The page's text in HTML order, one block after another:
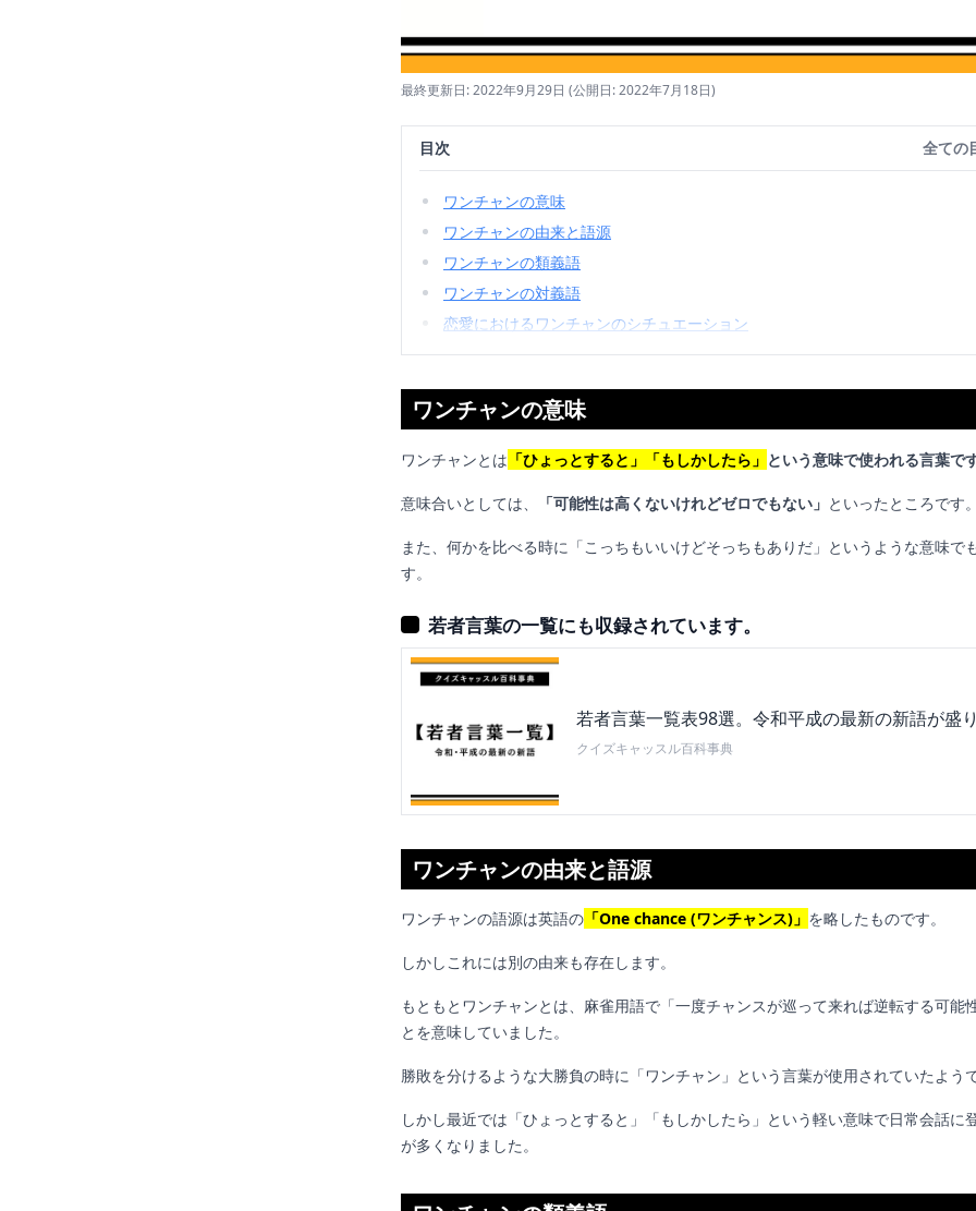
最終更新日: 2022年9月29日 (公開日: 2022年7月18日)
目次
ワンチャンの意味
ワンチャンの由来と語源
ワンチャンの類義語
ワンチャンの対義語
恋愛におけるワンチャンのシチュエーション
全ての
ワンチャンの意味
ワンチャンとは 「ひょっとすると」「もしかしたら」 という意味で使われる言葉です
意味合いとしては、 「可能性は高くないけれどゼロでもない」 といったところです。
また、何かを比べる時に「こっちもいいけどそっちもありだ」というような意味で
す。
若者言葉の一覧にも収録されています。
若者言葉一覧表98選。令和平成の最新の新語が盛
クイズキャッスル百科事典
ワンチャンの由来と語源
ワンチャンの語源は英語の 「One chance (ワンチャンス)」 を略したものです。
しかしこれには別の由来も存在します。
もともとワンチャンとは、麻雀用語で「一度チャンスが巡って来れば逆転する可能
とを意味していました。
勝敗を分けるような大勝負の時に「ワンチャン」という言葉が使用されていたようで
しかし最近では「ひょっとすると」「もしかしたら」という軽い意味で日常会話に
が多くなりました。